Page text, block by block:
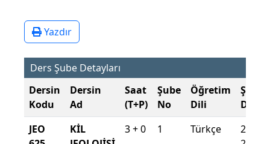
Yazdır
Ders Şube Detayları
Dersin
Kodu
Dersin
Ad
Saat
(T+P)
Şube
No
Öğretim
Dili
Şube
JEO
KİL
3 + 0 1 Türkçe
2024-